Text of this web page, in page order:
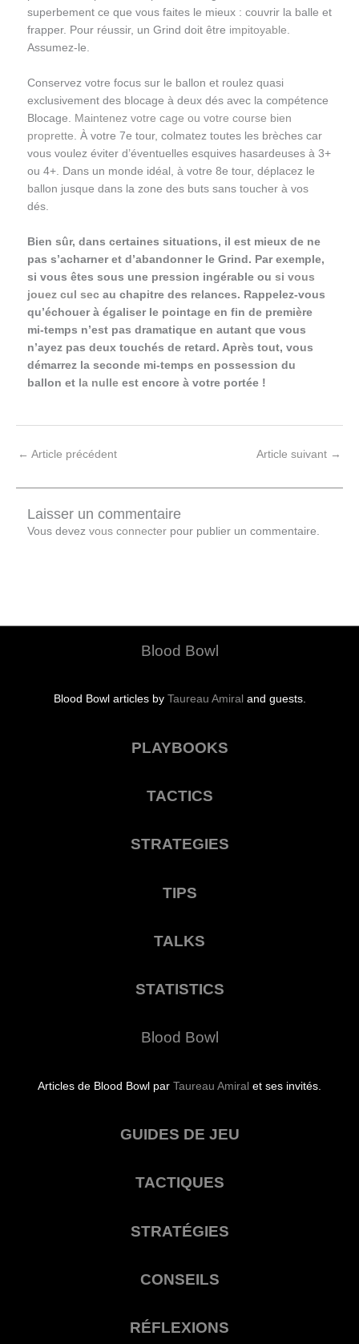
superbement ce que vous faites le mieux : couvrir la balle et
frapper. Pour réussir, un Grind doit être impitoyable
Assumez-le.
Conservez votre focus sur le ballon et roulez quasi
exclusivement des blocage à deux dés avec la compétence
Blocage. Maintenez votre cage ou votre course bien
proprette . À votre 7e tour, colmatez toutes les brèches car
vous voulez éviter d’éventuelles esquives hasardeuses à 3+
ou 4+. Dans un monde idéal, à votre 8e tour, déplacez le
ballon jusque dans la zone des buts sans toucher à vos
dés.
Bien sûr, dans certaines situations, il est mieux de ne
pas s’acharner et d’abandonner le Grind. Par exemple,
si vous êtes sous une pression ingérable ou si vous
jouez cul secau chapitre des relances. Rappelez-vous
qu’échouer à égaliser le pointage en fin de première
mi-temps n’est pas dramatique en autant que vous
n’ayez pas deux touchés de retard. Après tout, vous
démarrez la seconde mi-temps en possession du
ballon et la nulleest encore à votre portée !
← Article précédent Article suivant →
Laisser un commentaire
Vous devez vous connecterpour publier un commentaire.
Blood Bowl
Blood Bowl articles by Taureau Amiral and guests.
PLAYBOOKS
TACTICS
STRATEGIES
TIPS
TALKS
STATISTICS
Blood Bowl
Articles de Blood Bowl par Taureau Amiral et ses invités.
GUIDES DE JEU
TACTIQUES
STRATÉGIES
CONSEILS
RÉFLEXIONS